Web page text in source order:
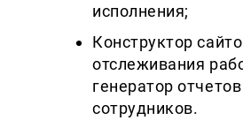
исполнения;
Конструктор
отслеживания
генератор
сотрудников.